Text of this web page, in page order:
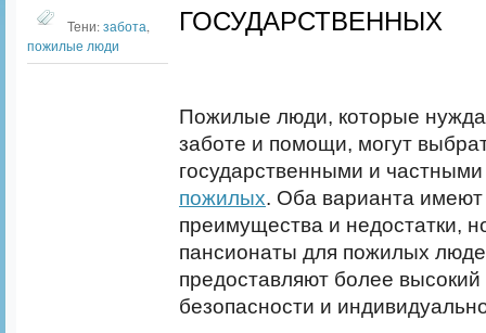
Тени:забота
пожилые люди
ГОСУДАРСТВЕННЫХ
Пожилые люди, которые
заботе и помощи, могут
государственными и
пожилых. Оба варианта имеют
преимущества и недостатки,
пансионаты для пожилых
предоставляют более
безопасности и